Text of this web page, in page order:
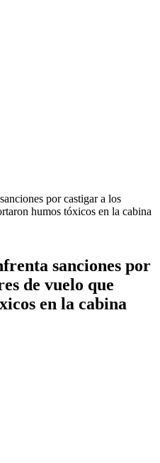
por castigar a los
humos tóxicos en la cabina
sanciones por
de vuelo que
en la cabina